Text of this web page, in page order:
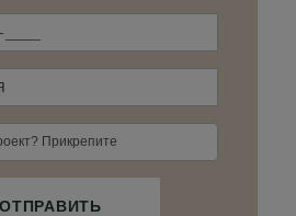
Прикрепите
ОТПРАВИТЬ